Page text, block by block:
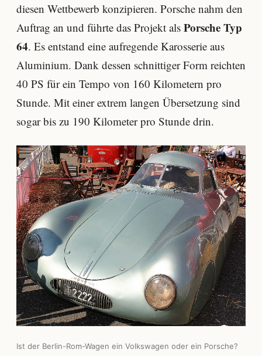
diesen Wettbewerb konzipieren. Porsche nahm den
Auftrag an und führte das Projekt als Porsche Typ
64. Es entstand eine aufregende Karosserie aus
Aluminium. Dank dessen schnittiger Form reichten
40 PS für ein Tempo von 160 Kilometern pro
Stunde. Mit einer extrem langen Übersetzung sind
sogar bis zu 190 Kilometer pro Stunde drin.
Ist der Berlin-Rom-Wagen ein Volkswagen oder ein Porsche?